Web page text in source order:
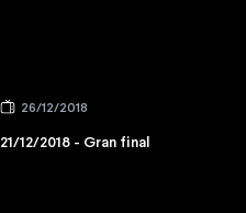
26/12/2018
21/12/2018 - Gran final